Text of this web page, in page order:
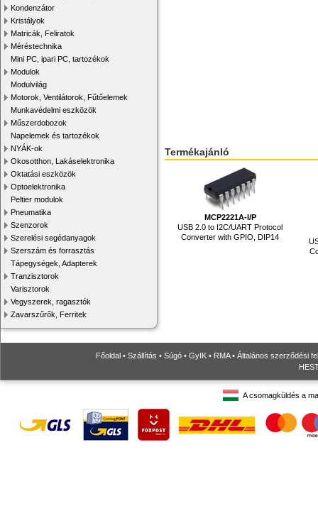
Kondenzátor
Kristályok
Matricák, Feliratok
Méréstechnika
Mini PC, ipari PC, tartozékok
Modulok
Modulvilág
Motorok, Ventilátorok, Fűtőelemek
Munkavédelmi eszközök
Műszerdobozok
Napelemek és tartozékok
NYÁK-ok
Okosotthon, Lakáselektronika
Oktatási eszközök
Optoelektronika
Peltier modulok
Pneumatika
Szenzorok
Szerelési segédanyagok
Szerszám és forrasztás
Tápegységek, Adapterek
Tranzisztorok
Varisztorok
Vegyszerek, ragasztók
Zavarszűrők, Ferritek
Termékajánló
MCP2221A-I/P
USB 2.0 to I2C/UART Protocol
Converter with GPIO, DIP14
Főoldal • Szállítás • Súgó • GyIK • RMA• Általános szerződési
A csomagküldés a